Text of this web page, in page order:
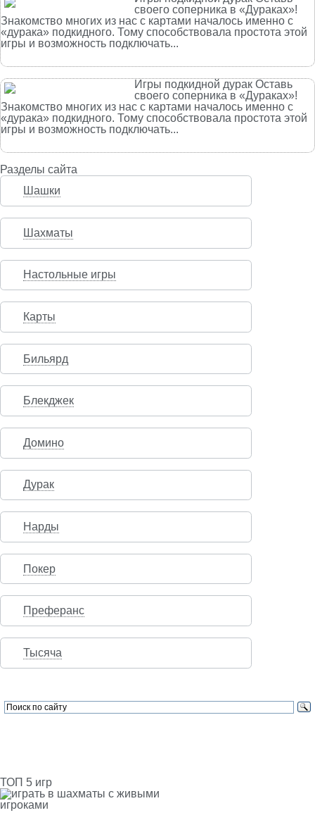
своего соперника в «Дураках»!
Знакомство многих из нас с картами началось именно с
«дурака» подкидного. Тому способствовала простота этой
игры и возможность подключать...
Игры подкидной дурак Оставь
своего соперника в «Дураках»!
Знакомство многих из нас с картами началось именно с
«дурака» подкидного. Тому способствовала простота этой
игры и возможность подключать...
Разделы сайта
Шашки
Шахматы
Настольные игры
Карты
Бильярд
Блекджек
Домино
Дурак
Нарды
Покер
Преферанс
Тысяча
ТОП 5 игр